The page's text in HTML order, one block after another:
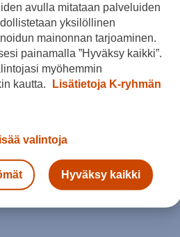
nyt tapahtui
etusivulle
avulla mitataan palveluiden
yksilöllinen
mainonnan tarjoaminen.
painamalla ”Hyväksy kaikki”.
myöhemmin
kautta.
Lisätietoja K-ryhmän
valintoja
Hyväksy kaikki